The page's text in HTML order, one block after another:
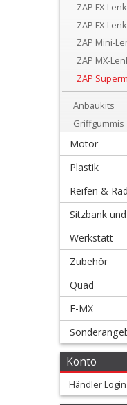
Kühlung
Protection
Lenker
Gabelbrücken
Züge
Gasgriffe
Lenker
ZAP FX-
ZAP FX-
ZAP Mini-
ZAP MX-
ZAP
Anbaukits
Griffgummis
Motor
Plastik
Reifen &
Sitzbank
Werkstatt
Zubehör
Quad
E-MX
Konto
Händler Login